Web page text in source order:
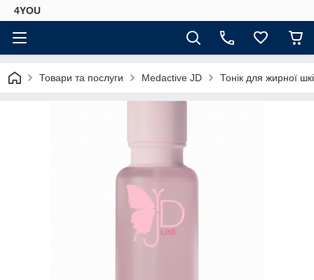
4YOU
Товари та послуги Medactive JD Тонік для жирної